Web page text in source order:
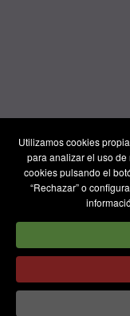
Utilizamos cookies
para analizar el uso
cookies pulsando el
“Rechazar” o